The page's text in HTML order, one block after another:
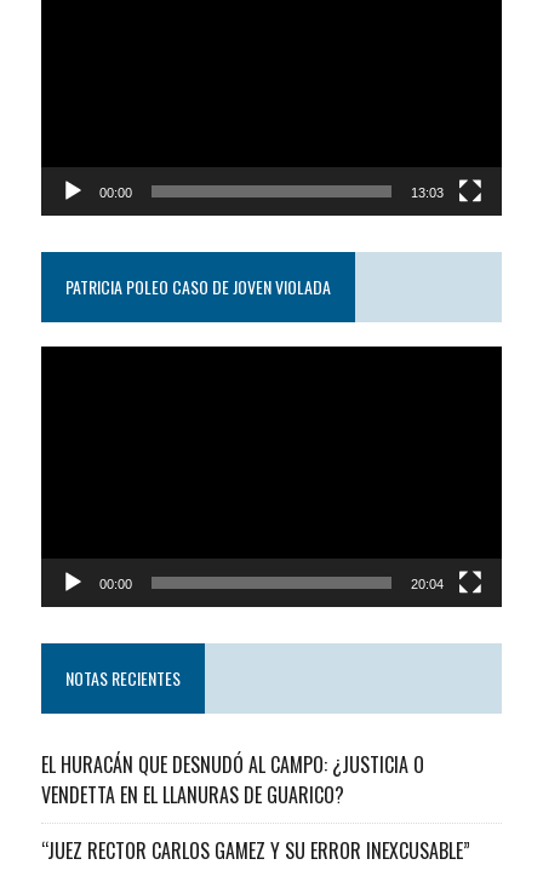
00:00 13:03
PATRICIA POLEO CASO DE JOVEN VIOLADA
00:00 20:04
NOTAS RECIENTES
EL HURACÁN QUE DESNUDÓ AL CAMPO: ¿JUSTICIA O
VENDETTA EN EL LLANURAS DE GUARICO?
“JUEZ RECTOR CARLOS GAMEZ Y SU ERROR INEXCUSABLE”